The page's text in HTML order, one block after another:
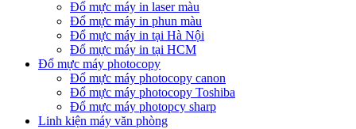
Đổ mực máy in laser màu
Đổ mực máy in phun màu
Đổ mực máy in tại Hà Nội
Đổ mực máy in tại HCM
Đổ mực máy photocopy
Đổ mực máy photocopy canon
Đổ mực máy photocopy Toshiba
Đổ mực máy photopcy sharp
Linh kiện máy văn phòng